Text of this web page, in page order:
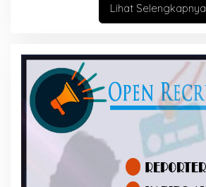
Lihat Selengkapnya